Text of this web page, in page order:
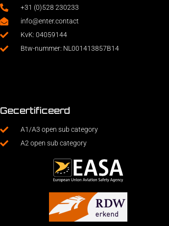
+31 (0)528 230233
info@enter.contact
KvK: 04059144
Btw-nummer: NL001413857B14
Gecertificeerd
A1/A3 open sub category
A2 open sub category